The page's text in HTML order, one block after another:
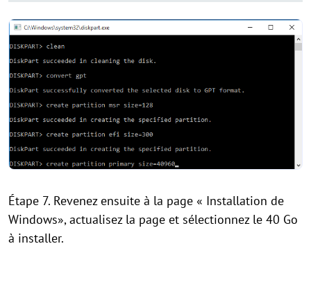
Étape 7. Revenez ensuite à la page « Installation de
Windows», actualisez la page et sélectionnez le 40 Go
à installer.